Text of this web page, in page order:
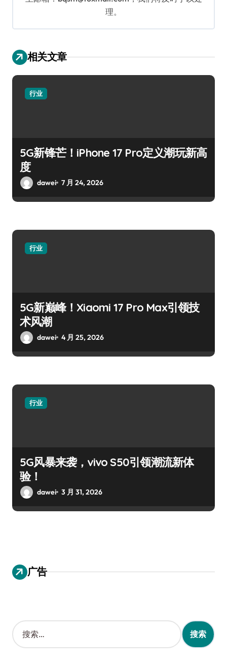
理。
相关文章
行业
5G新锋芒！iPhone 17 Pro定义潮玩新高
度
dawei 7 月 24, 2026
行业
5G新巅峰！Xiaomi 17 Pro Max引领技
术风潮
dawei 4 月 25, 2026
行业
5G风暴来袭，vivo S50引领潮流新体
验！
dawei 3 月 31, 2026
广告
搜
索
：